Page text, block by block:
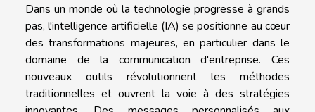
Dans un monde où la technologie progresse à grands
pas, l'intelligence artificielle (IA) se positionne au cœur
des transformations majeures, en particulier dans le
domaine de la communication d'entreprise. Ces
nouveaux outils révolutionnent les méthodes
traditionnelles et ouvrent la voie à des stratégies